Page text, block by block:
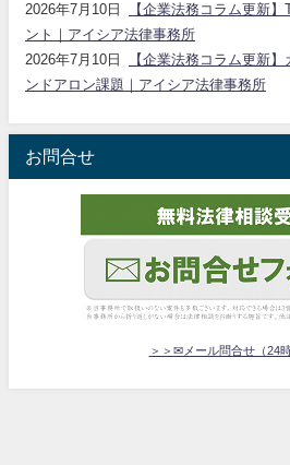
2026年7月10日
【企業法務コラム更新
ント｜アイシア法律事務所
2026年7月10日
【企業法務コラム更新
ンドアロン課題｜アイシア法律事務所
お問合せ
＞＞✉メール問合せ（24時